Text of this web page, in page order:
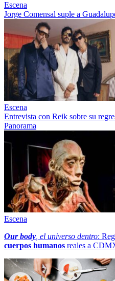
Escena
Jorge Comensal suple a
Escena
Entrevista con Reik sobre su
Panorama
Escena
Our body, el universo dentro:
cuerpos humanos reales a